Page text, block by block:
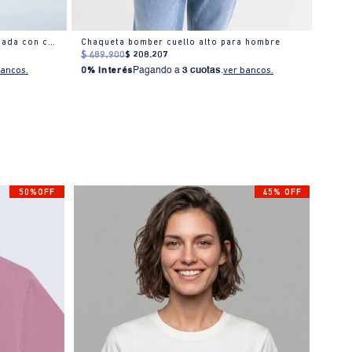
Chaqueta regular poliamida acolchada con capucha Chaqueta bomber cuello alto para hombre
$ 489.900$ 208.207
0% Interés Pagando a3 cuotas.ver bancos.
50%OFF 45% OFF